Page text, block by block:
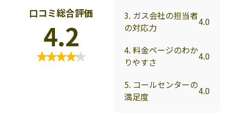
口コミ総合評価
4.2
3. ガス会社の担当者
の対応力
4.0
4. 料金ページのわか
りやすさ
4.0
5. コールセンターの
満足度
4.0